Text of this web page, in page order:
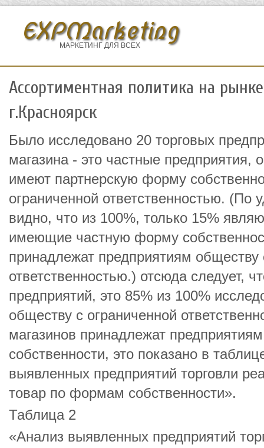
EXPMarketing
МАРКЕТИНГ ДЛЯ ВСЕХ
Ассортиментная политика на
г.Красноярск
Было исследовано 20 торговых
магазина - это частные предприятия,
имеют партнерскую форму
ограниченной ответственностью. (По
видно, что из 100%, только 15%
имеющие частную форму
принадлежат предприятиям обществу
ответственностью.) отсюда следует,
предприятий, это 85% из 100%
обществу с ограниченной
магазинов принадлежат
собственности, это показано в
выявленных предприятий торговли
товар по формам собственности».
Таблица 2
«Анализ выявленных предприятий